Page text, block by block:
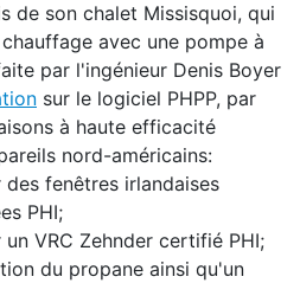
de son chalet Missisquoi, qui
avec une pompe à
par l'ingénieur Denis Boyer
sur le logiciel PHPP, par
à haute efficacité
nord-américains:
fenêtres irlandaises
PHI;
VRC Zehnder certifié PHI;
du propane ainsi qu'un